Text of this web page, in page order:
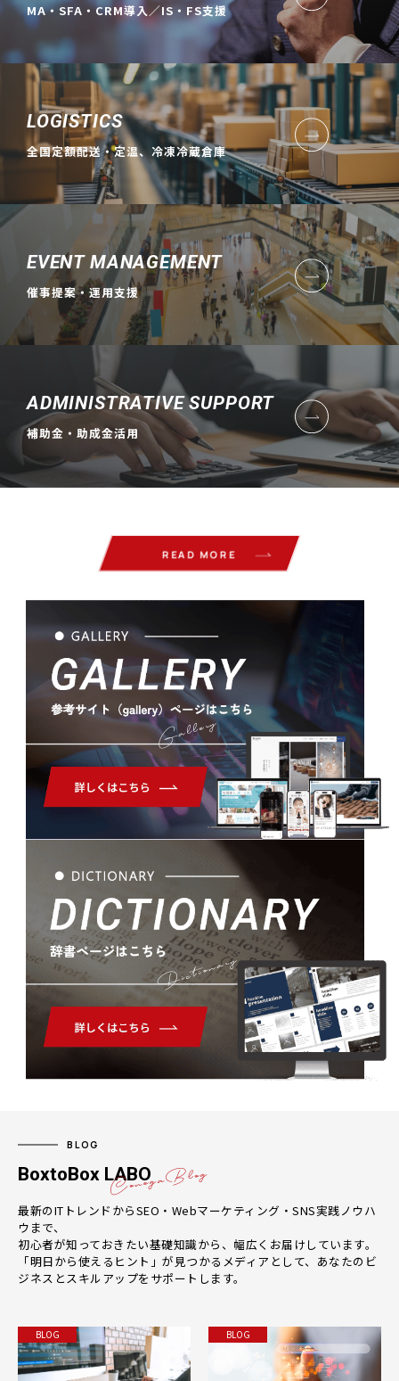
MA・SFA・CRM導入／IS・FS支援
LOGISTICS
全国定額配送・定温、冷凍冷蔵倉庫
EVENT MANAGEMENT
催事提案・運用支援
ADMINISTRATIVE SUPPORT
補助金・助成金活用
READ MORE
Gallery
Dictionary
BLOG
BoxtoBox LABO
最新のITトレンドからSEO・Webマーケティング・SNS実践ノウハ
ウまで、
初心者が知っておきたい基礎知識から、幅広くお届けしています。
「明日から使えるヒント」が見つかるメディアとして、あなたのビ
ジネスとスキルアップをサポートします。
BLOG BLOG